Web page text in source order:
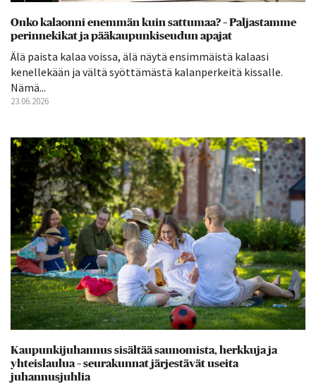
Onko kalaonni enemmän kuin sattumaa? – Paljastamme
perinnekikat ja pääkaupunkiseudun apajat
Älä paista kalaa voissa, älä näytä ensimmäistä kalaasi
kenellekään ja vältä syöttämästä kalanperkeitä kissalle.
Nämä...
23.06.2026
Kaupunkijuhannus sisältää saunomista, herkkuja ja
yhteislaulua – seurakunnat järjestävät useita
juhannusjuhlia